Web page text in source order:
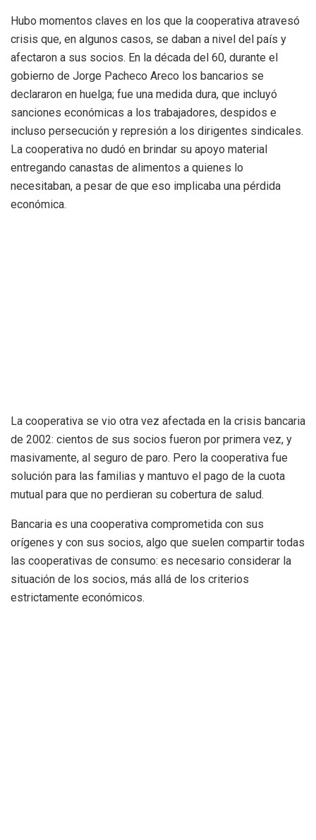
Hubo momentos claves en los que la cooperativa atravesó
crisis que, en algunos casos, se daban a nivel del país y
afectaron a sus socios. En la década del 60, durante el
gobierno de Jorge Pacheco Areco los bancarios se
declararon en huelga; fue una medida dura, que incluyó
sanciones económicas a los trabajadores, despidos e
incluso persecución y represión a los dirigentes sindicales.
La cooperativa no dudó en brindar su apoyo material
entregando canastas de alimentos a quienes lo
necesitaban, a pesar de que eso implicaba una pérdida
económica.
La cooperativa se vio otra vez afectada en la crisis bancaria
de 2002: cientos de sus socios fueron por primera vez, y
masivamente, al seguro de paro. Pero la cooperativa fue
solución para las familias y mantuvo el pago de la cuota
mutual para que no perdieran su cobertura de salud.
Bancaria es una cooperativa comprometida con sus
orígenes y con sus socios, algo que suelen compartir todas
las cooperativas de consumo: es necesario considerar la
situación de los socios, más allá de los criterios
estrictamente económicos.